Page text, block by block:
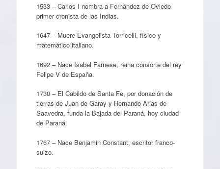
1533 – Carlos I nombra a Fernández de Oviedo
primer cronista de las Indias.
1647 – Muere Evangelista Torricelli, físico y
matemático italiano.
1692 – Nace Isabel Farnese, reina consorte del rey
Felipe V de España.
1730 – El Cabildo de Santa Fe, por donación de
tierras de Juan de Garay y Hernando Arias de
Saavedra, funda la Bajada del Paraná, hoy ciudad
de Paraná.
1767 – Nace Benjamin Constant, escritor franco-
suizo.